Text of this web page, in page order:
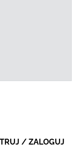
/ ZALOGUJ